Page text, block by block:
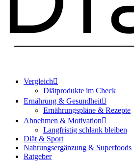
Vergleich
Diätprodukte im Check
Ernährung & Gesundheit
Ernährungspläne & Rezepte
Abnehmen & Motivation
Langfristig schlank bleiben
Diät & Sport
Nahrungsergänzung & Superfoods
Ratgeber